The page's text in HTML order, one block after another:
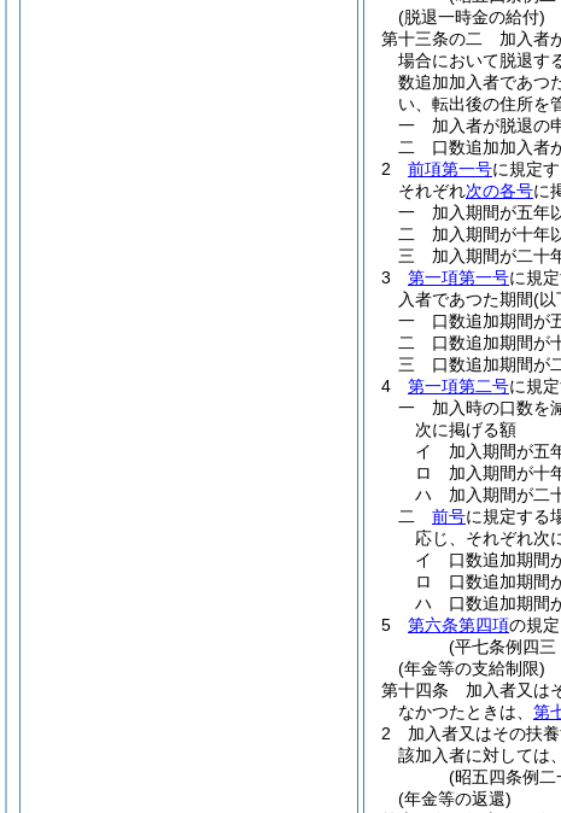
(脱退一時金の給付)
第十三条の二
加入者
場合において脱退す
数追加加入者であつ
い、転出後の住所を
一
加入者が脱退の
二
口数追加加入者
2
前項第一号に規定
それぞれ次の各号に
一
加入期間が五年
二
加入期間が十年
三
加入期間が二十
3
第一項第一号に規
入者であつた期間(以
一
口数追加期間が
二
口数追加期間が
三
口数追加期間が
4
第一項第二号に規
一
加入時の口数を
次に掲げる額
イ
加入期間が五
ロ
加入期間が十
ハ
加入期間が二
二
前号に規定する
応じ、それぞれ次
イ
口数追加期間
ロ
口数追加期間
ハ
口数追加期間
5
第六条第四項の規定
(平七条例四三
(年金等の支給制限)
第十四条
加入者又は
なかつたときは、 第
2
加入者又はその扶
該加入者に対しては
(昭五四条例
(年金等の返還)